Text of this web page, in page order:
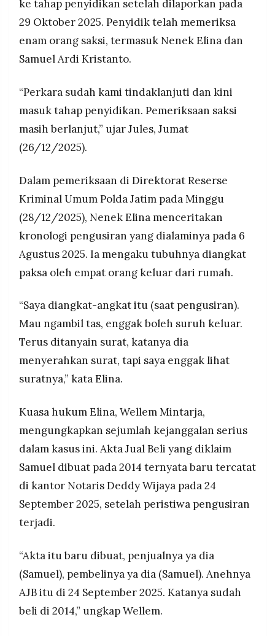
MEDIA
©
2026
PT.
MEDIA
penyidikan lengkap.
ke tahap penyidikan setelah dilaporkan pada
29 Oktober 2025. Penyidik telah memeriksa
enam orang saksi, termasuk Nenek Elina dan
Samuel Ardi Kristanto.
“Perkara sudah kami tindaklanjuti dan kini
masuk tahap penyidikan. Pemeriksaan saksi
masih berlanjut,” ujar Jules, Jumat
(26/12/2025).
Dalam pemeriksaan di Direktorat Reserse
Kriminal Umum Polda Jatim pada Minggu
(28/12/2025), Nenek Elina menceritakan
kronologi pengusiran yang dialaminya pada 6
Agustus 2025. Ia mengaku tubuhnya diangkat
paksa oleh empat orang keluar dari rumah.
“Saya diangkat-angkat itu (saat pengusiran).
Mau ngambil tas, enggak boleh suruh keluar.
Terus ditanyain surat, katanya dia
menyerahkan surat, tapi saya enggak lihat
suratnya,” kata Elina.
Kuasa hukum Elina, Wellem Mintarja,
mengungkapkan sejumlah kejanggalan serius
dalam kasus ini. Akta Jual Beli yang diklaim
Samuel dibuat pada 2014 ternyata baru tercatat
di kantor Notaris Deddy Wijaya pada 24
September 2025, setelah peristiwa pengusiran
terjadi.
“Akta itu baru dibuat, penjualnya ya dia
(Samuel), pembelinya ya dia (Samuel). Anehnya
AJB itu di 24 September 2025. Katanya sudah
beli di 2014,” ungkap Wellem.